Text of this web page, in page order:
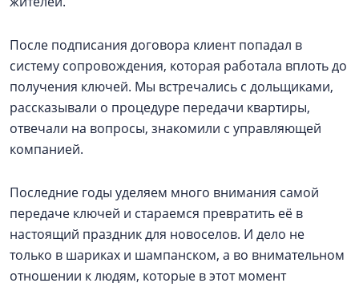
После подписания договора клиент попадал в
систему сопровождения, которая работала вплоть до
получения ключей. Мы встречались с дольщиками,
рассказывали о процедуре передачи квартиры,
отвечали на вопросы, знакомили с управляющей
компанией.
Последние годы уделяем много внимания самой
передаче ключей и стараемся превратить её в
настоящий праздник для новоселов. И дело не
только в шариках и шампанском, а во внимательном
отношении к людям, которые в этот момент